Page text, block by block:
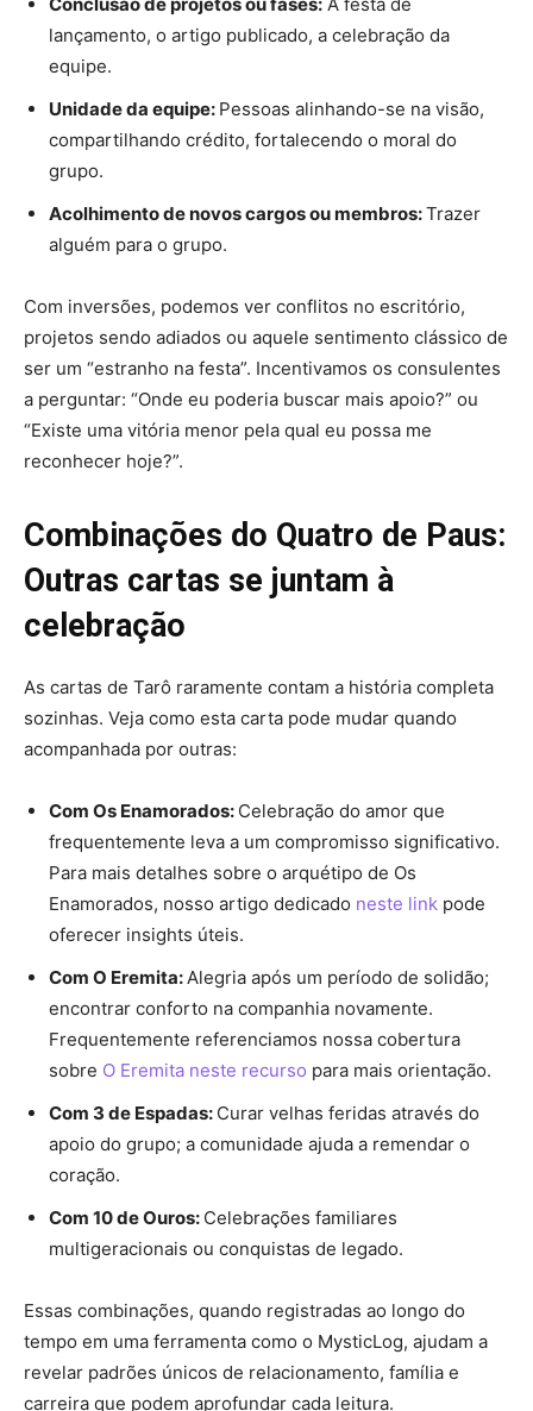
lançamento, o artigo publicado, a celebração da
equipe.
Unidade da equipe: Pessoas alinhando-se na visão,
compartilhando crédito, fortalecendo o moral do
grupo.
Acolhimento de novos cargos ou membros:Trazer
alguém para o grupo.
Com inversões, podemos ver conflitos no escritório,
projetos sendo adiados ou aquele sentimento clássico de
ser um “estranho na festa”. Incentivamos os consulentes
a perguntar: “Onde eu poderia buscar mais apoio?” ou
“Existe uma vitória menor pela qual eu possa me
reconhecer hoje?”.
Combinações do Quatro de Paus:
Outras cartas se juntam à
celebração
As cartas de Tarô raramente contam a história completa
sozinhas. Veja como esta carta pode mudar quando
acompanhada por outras:
Com Os Enamorados: Celebração do amor que
frequentemente leva a um compromisso significativo.
Para mais detalhes sobre o arquétipo de Os
Enamorados, nosso artigo dedicado neste link pode
oferecer insights úteis.
Com O Eremita:Alegria após um período de solidão;
encontrar conforto na companhia novamente.
Frequentemente referenciamos nossa cobertura
sobre O Eremita neste recurso para mais orientação.
Com 3 de Espadas: Curar velhas feridas através do
apoio do grupo; a comunidade ajuda a remendar o
coração.
Com 10 de Ouros: Celebrações familiares
multigeracionais ou conquistas de legado.
Essas combinações, quando registradas ao longo do
tempo em uma ferramenta como o MysticLog, ajudam a
revelar padrões únicos de relacionamento, família e
carreira que podem aprofundar cada leitura.